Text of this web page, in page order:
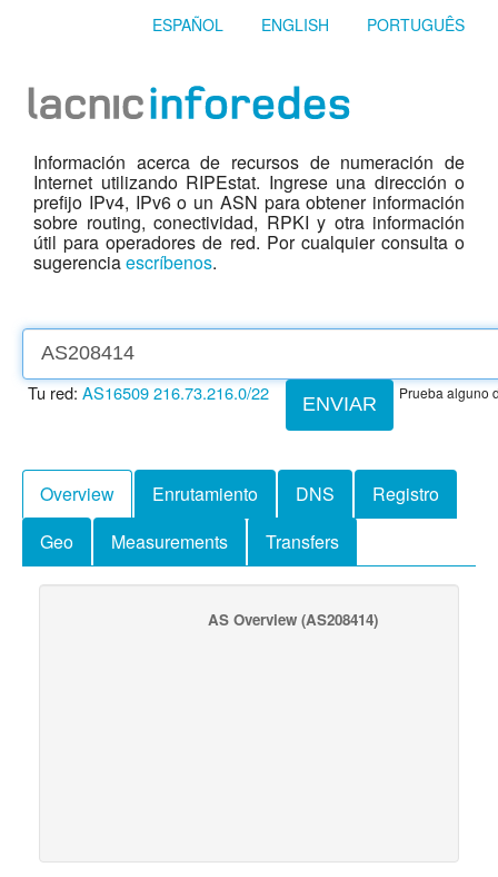
ESPAÑOL ENGLISH PORTUGUÊS
Información acerca de recursos de numeración de
Internet utilizando RIPEstat. Ingrese una dirección o
prefijo IPv4, IPv6 o un ASN para obtener información
sobre routing, conectividad, RPKI y otra información
útil para operadores de red. Por cualquier consulta o
sugerenciaescríbenos.
ENVIAR
Tu red: AS16509216.73.216.0/22 Prueba alguno
Overview Enrutamiento DNS
Registro
Geo
Measurements Transfers
AS Overview (AS208414)